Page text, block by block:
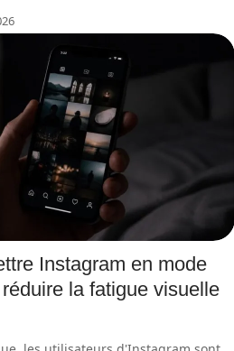
Instagram en mode
la fatigue visuelle